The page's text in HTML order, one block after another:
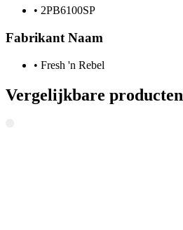
• 2PB6100SP
Fabrikant Naam
• Fresh 'n Rebel
Vergelijkbare producten